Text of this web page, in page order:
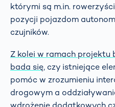
którymi są m.in.
pozycji pojazdom
czujników.
Z kolei w ramach
bada się, czy istniejące
pomóc w zrozumieniu
drogowym a